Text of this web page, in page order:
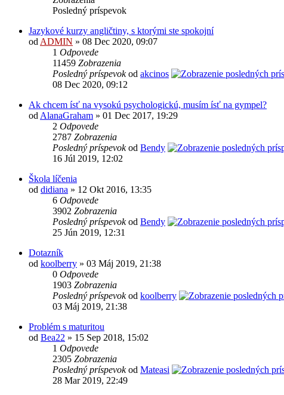
Posledný príspevok
Jazykové kurzy angličtiny, s ktorými ste spokojní
odADMIN » 08 Dec 2020, 09:07
1 Odpovede
11459 Zobrazenia
Posledný príspevokod akcinos
08 Dec 2020, 09:12
Ak chcem ísť na vysokú psychologickú, musím ísť na gympel?
odAlanaGraham » 01 Dec 2017, 19:29
2 Odpovede
2787 Zobrazenia
Posledný príspevokod Bendy
16 Júl 2019, 12:02
Škola líčenia
od didiana » 12 Okt 2016, 13:35
6 Odpovede
3902 Zobrazenia
Posledný príspevokod Bendy
25 Jún 2019, 12:31
Dotazník
od koolberry » 03 Máj 2019, 21:38
0 Odpovede
1903 Zobrazenia
Posledný príspevokod koolberry
03 Máj 2019, 21:38
Problém s maturitou
od Bea22 » 15 Sep 2018, 15:02
1 Odpovede
2305 Zobrazenia
Posledný príspevokod Mateasi
28 Mar 2019, 22:49